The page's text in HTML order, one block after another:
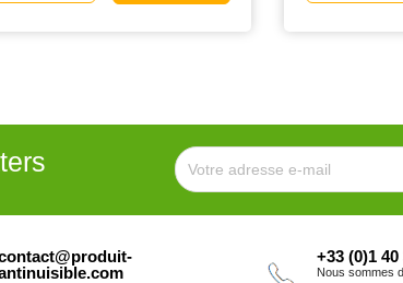
+33 (0)1 40
Nous sommes